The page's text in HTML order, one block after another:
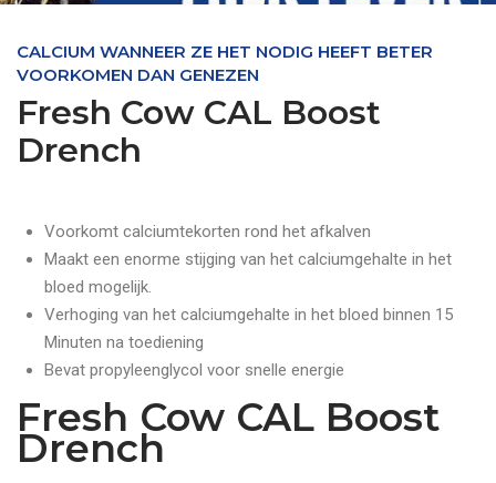
CALCIUM WANNEER ZE HET NODIG HEEFT BETER
VOORKOMEN DAN GENEZEN
Fresh Cow CAL Boost
Drench
Voorkomt calciumtekorten rond het afkalven
Maakt een enorme stijging van het calciumgehalte in het
bloed mogelijk.
Verhoging van het calciumgehalte in het bloed binnen 15
Minuten na toediening
Bevat propyleenglycol voor snelle energie
Fresh Cow CAL Boost
Drench